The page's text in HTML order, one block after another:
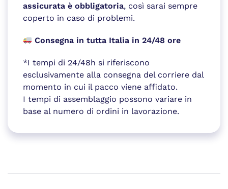
assicurata è obbligatoria, così sarai sempre
coperto in caso di problemi.
Consegna in tutta Italia in 24/48 ore
*I tempi di 24/48h si riferiscono
esclusivamente alla consegna del corriere dal
momento in cui il pacco viene affidato.
I tempi di assemblaggio possono variare in
base al numero di ordini in lavorazione.